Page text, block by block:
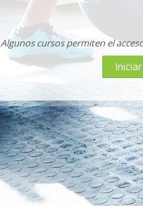
Algunos cursos permiten el